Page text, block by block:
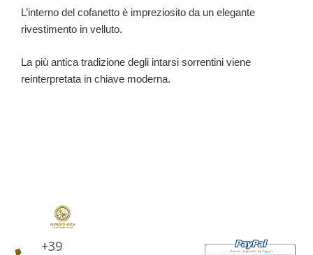
L’interno del cofanetto è impreziosito da un elegante
rivestimento in velluto.
La più antica tradizione degli intarsi sorrentini viene
reinterpretata in chiave moderna.
+39